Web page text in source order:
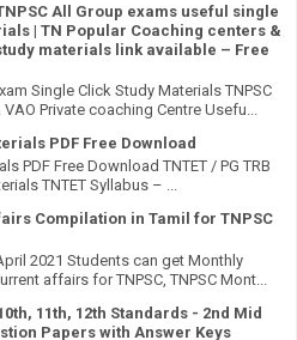
All Group exams useful single
| TN Popular Coaching centers &
materials link available – Free
Single Click Study Materials TNPSC
Private coaching Centre Usefu...
PDF Free Download
PDF Free Download TNTET / PG TRB
TNTET Syllabus – ...
Compilation in Tamil for TNPSC
2021 Students can get Monthly
affairs for TNPSC, TNPSC Mont...
11th, 12th Standards - 2nd Mid
Papers with Answer Keys